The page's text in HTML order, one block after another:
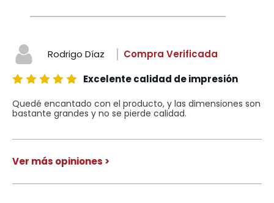
Rodrigo Díaz
Compra Verificada
Excelente calidad de impresión
Quedé encantado con el producto, y las dimensiones son
bastante grandes y no se pierde calidad.
Ver más opiniones >